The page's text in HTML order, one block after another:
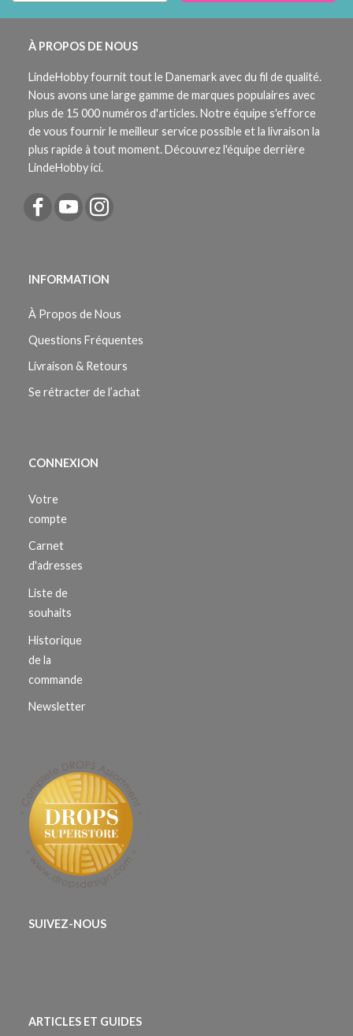
À PROPOS DE NOUS
LindeHobby fournit tout le Danemark avec du fil de qualité.
Nous avons une large gamme de marques populaires avec
plus de 15 000 numéros d'articles. Notre équipe s'efforce
de vous fournir le meilleur service possible et la livraison la
plus rapide à tout moment. Découvrez l'équipe derrière
LindeHobby ici.
INFORMATION
À Propos de Nous
Questions Fréquentes
Livraison & Retours
Se rétracter de l’achat
CONNEXION
Votre
compte
Carnet
d'adresses
Liste de
souhaits
Historique
de la
commande
Newsletter
SUIVEZ-NOUS
ARTICLES ET GUIDES